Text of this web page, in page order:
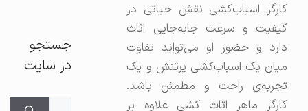
کارگر اسباب‌کشی نقش حیاتی در
کیفیت و سرعت جابه‌جایی اثاث
دارد و حضور او می‌تواند تفاوت
میان یک اسباب‌کشی پرتنش و یک
تجربه‌ی راحت و مطمئن باشد.
کارگر ماهر اثاث کشی علاوه بر
جستجو
در سایت